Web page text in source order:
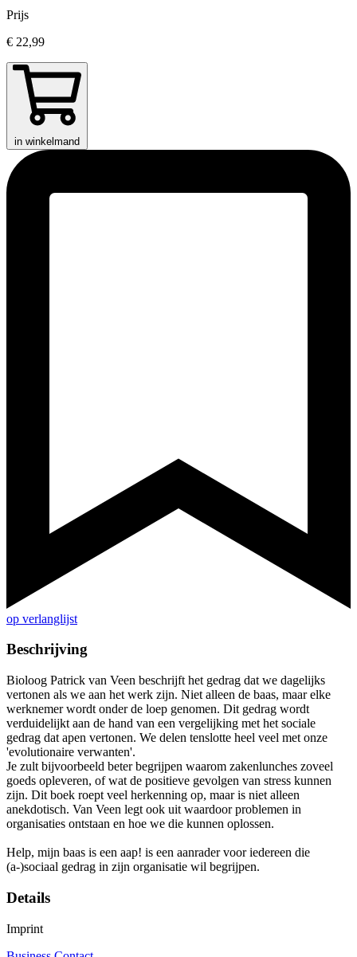
Prijs
€ 22,99
in winkelmand
op verlanglijst
Beschrijving
Bioloog Patrick van Veen beschrijft het gedrag dat we dagelijks
vertonen als we aan het werk zijn. Niet alleen de baas, maar elke
werknemer wordt onder de loep genomen. Dit gedrag wordt
verduidelijkt aan de hand van een vergelijking met het sociale
gedrag dat apen vertonen. We delen tenslotte heel veel met onze
'evolutionaire verwanten'.
Je zult bijvoorbeeld beter begrijpen waarom zakenlunches zoveel
goeds opleveren, of wat de positieve gevolgen van stress kunnen
zijn. Dit boek roept veel herkenning op, maar is niet alleen
anekdotisch. Van Veen legt ook uit waardoor problemen in
organisaties ontstaan en hoe we die kunnen oplossen.
Help, mijn baas is een aap! is een aanrader voor iedereen die
(a-)sociaal gedrag in zijn organisatie wil begrijpen.
Details
Imprint